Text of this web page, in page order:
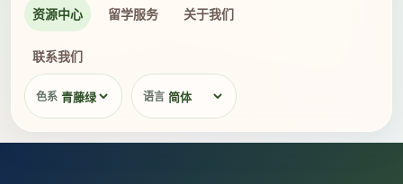
资源中心 留学服务 关于我们
联系我们
色系 语言